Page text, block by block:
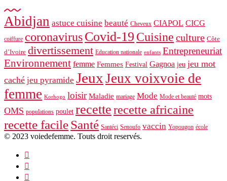
Abidjan astuce cuisine beauté Cheveux CIAPOL CICG
coiffure coronavirusCovid-19 Cuisine culture Côte
d’Ivoire divertissement Education nationale enfants Entrepreneuriat
Environnement femme Femmes Festival Gagnoa jeu jeu mot
caché jeu pyramide JeuxJeux voixvoie de
femme Korhogo loisir Maladie mariage Mode Mode et beauté mots
OMS populations poulet recetterecette africaine
recette facileSanté Santéci Senoufo vaccin Yopougon école
© 2023 voiedefemme. Touts droit reservés.